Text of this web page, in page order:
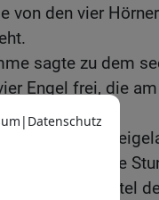
von den vier
sagte zu dem
Engel frei, die
Engel wurden
den Tag und die
ein Drittel